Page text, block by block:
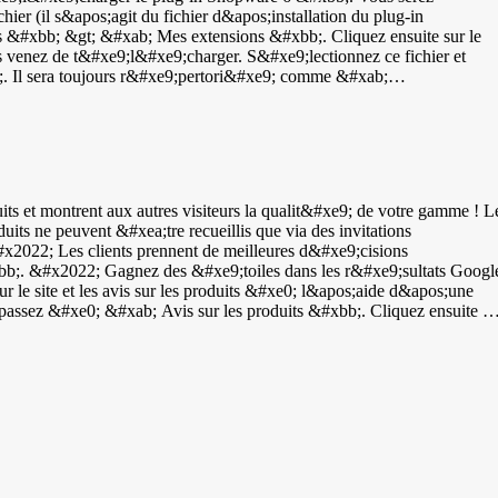
(il s&apos;agit du fichier d&apos;installation du plug-in
&gt; &#xab; Mes extensions &#xbb;. Cliquez ensuite sur le
de t&#xe9;l&#xe9;charger. S&#xe9;lectionnez ce fichier et
Il sera toujours r&#xe9;pertori&#xe9; comme &#xab;
vous devez encore le configurer. Cliquez &#xe0;
champs correspondants dans Shopware. Facultatif : activez
jusqu&apos;&#xe0; la section &#xab; Invitations &#xbb;.
S&#xe9;lectionnez &#xe9;galement le param&#xe8;tre de
des invitations &#xe0; laisser un avis apr&#xe8;s leur
et montrent aux autres visiteurs la qualit&#xe9; de votre gamme !
ne peuvent &#xea;tre recueillis que via des invitations
Les clients prennent de meilleures d&#xe9;cisions
&#x2022; Gagnez des &#xe9;toiles dans les r&#xe9;sultats
le site et les avis sur les produits &#xe0; l&apos;aide d&apos;une
sur les produits par l&apos;interm&#xe9;diaire d&apos;un
&#xe9;galement la possibilit&#xe9; d&apos;&#xe9;valuer vos
un avis sur un produit, connectez-vous &#xe0; votre tableau de
l&apos;ic&#xf4;ne grise repr&#xe9;sentant un panier. Vous
appliqu&#xe9; automatiquement afin que vous puissiez
permet de distinguer facilement les produits les uns des
Il existe diff&#xe9;rents types de codes GTIN : &#x2022;